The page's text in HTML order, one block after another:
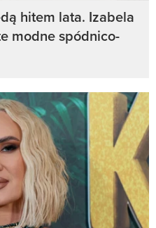
hitem lata. Izabela
modne spódnico-